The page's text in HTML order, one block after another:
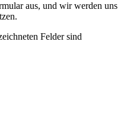
aus, und wir werden uns
Felder sind